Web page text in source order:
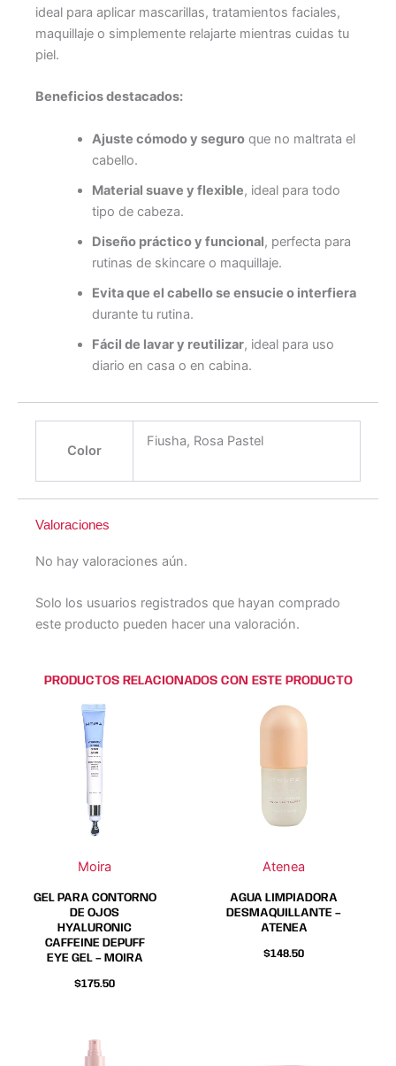
ideal para aplicar mascarillas, tratamientos faciales,
maquillaje o simplemente relajarte mientras cuidas tu
piel.
Beneficios destacados:
Ajuste cómodo y seguroque no maltrata el
cabello.
Material suave y flexible, ideal para todo
tipo de cabeza.
Diseño práctico y funcional, perfecta para
rutinas de skincare o maquillaje.
Evita que el cabello se ensucie o interfiera
durante tu rutina.
Fácil de lavar y reutilizar, ideal para uso
diario en casa o en cabina.
Color
Fiusha, Rosa Pastel
Valoraciones
No hay valoraciones aún.
Solo los usuarios registrados que hayan comprado
este producto pueden hacer una valoración.
PRODUCTOS RELACIONADOS CON ESTE PRODUCTO
Moira
GEL PARA CONTORNO
DE OJOS
HYALURONIC
CAFFEINE DEPUFF
EYE GEL – MOIRA
$175.50
Atenea
AGUA LIMPIADORA
DESMAQUILLANTE –
ATENEA
$148.50